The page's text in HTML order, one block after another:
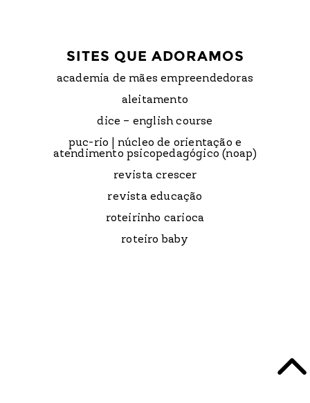
SITES QUE ADORAMOS
academia de mães empreendedoras
aleitamento
dice – english course
puc-rio | núcleo de orientação e
atendimento psicopedagógico (noap)
revista crescer
revista educação
roteirinho carioca
roteiro baby